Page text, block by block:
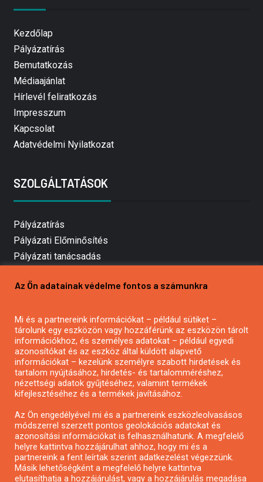
Kezdőlap
Pályázatírás
Bemutatkozás
Médiaajánlat
Hírlevél feliratkozás
Impresszum
Kapcsolat
Adatvédelmi Nyilatkozat
SZOLGÁLTATÁSOK
Pályázatírás
Pályázati Előminősítés
Pályázati tanácsadás
Mezőgazdasági pályázatírás
Pályázatírás civil szervezeteknek
Pályázatírás önkormányzatoknak
Pályázatfigyelés
Specifikus pályázatfigyelés vagy hírlevél
Pályázatok magánszemélyeknek
Pályázatok civil szervezeteknek
Pályázatok vállalkozásoknak
Az Ön adatainak védelme fontos a számunkra
Mi és a partnereink információkat – például sütiket –
tárolunk egy eszközön vagy hozzáférünk az eszközön tárolt
információkhoz, és személyes adatokat – például egyedi
azonosítókat és az eszköz által küldött alapvető
információkat – kezelünk személyre szabott hirdetések és
tartalom nyújtásához, hirdetés- és tartalomméréshez,
nézettségi adatok gyűjtéséhez, valamint termékek
kifejlesztéséhez és a termékek javításához.
Az Ön engedélyével mi és a partnereink eszközleolvasásos
módszerrel szerzett pontos geolokációs adatokat és
azonosítási információkat is felhasználhatunk. A megfelelő
helyre kattintva hozzájárulhat ahhoz, hogy mi és a
partnereink a fent leírtak szerint adatkezelést végezzünk.
Másik lehetőségként a megfelelő helyre kattintva
elutasíthatja a hozzájárulást, vagy a hozzájárulás megadása